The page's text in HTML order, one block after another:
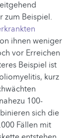
zum Beispiel.
ihnen weniger
vor Erreichen
Beispiel ist
kurz
100-
sich die
Fällen mit